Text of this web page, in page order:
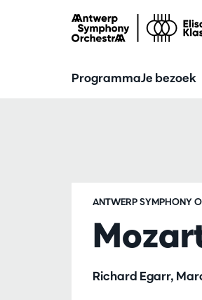
ProgrammaJe bezoek
Richard Egarr,
ANTWERP SYMPHONY